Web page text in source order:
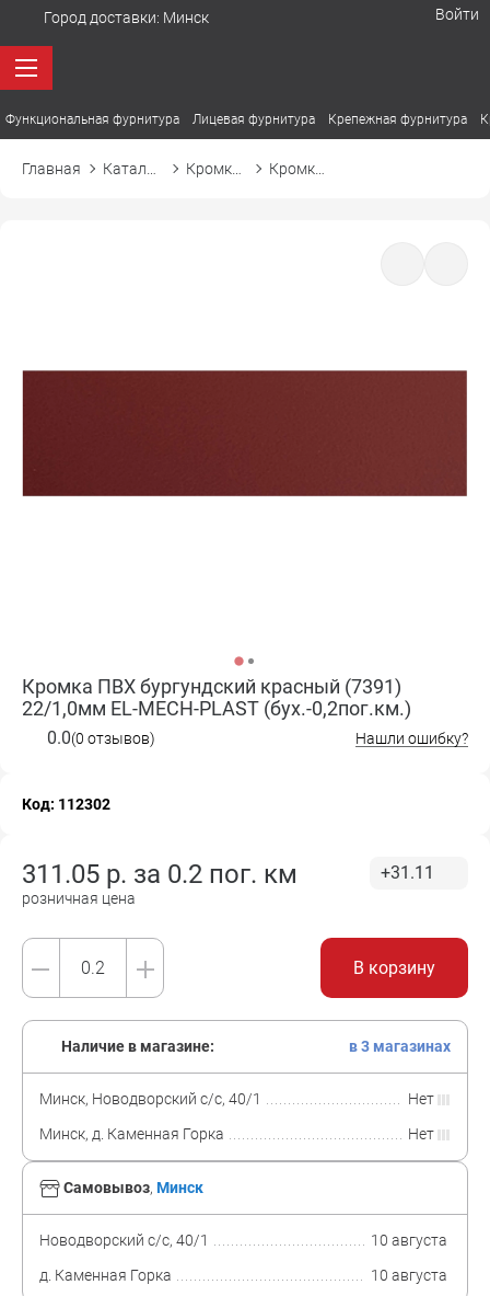
Город доставки: Минск Войти
Функциональная фурнитура Лицевая фурнитура Крепежная фурнитура
Главная
Кромка ПВХ бургундский красный (7391)
22/1,0мм EL-MECH-PLAST (бух.-0,2пог.км.)
0.0(0 отзывов) Нашли ошибку?
Код: 112302
311.05 р. за 0.2 пог. км
розничная цена
+31.11
В корзину
Самовывоз, Минск
Новодворский с/с, 40/1
10 августа
д. Каменная Горка
10 августа
Наличие в магазине: в 3 магазинах
Минск, Новодворский с/с, 40/1
Нет
Минск, д. Каменная Горка
Нет